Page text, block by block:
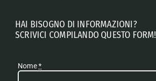
HAI BISOGNO DI INFORMAZIONI?
SCRIVICI COMPILANDO QUESTO FORM!
Nome*